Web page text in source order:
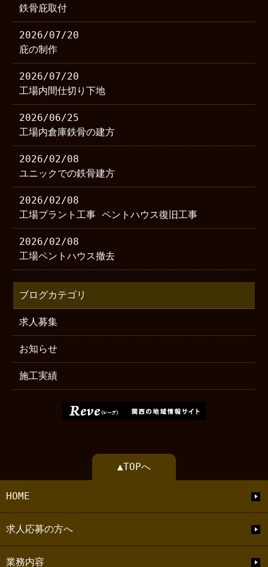
鉄骨庇取付
2026/07/20
庇の制作
2026/07/20
工場内間仕切り下地
2026/06/25
工場内倉庫鉄骨の建方
2026/02/08
ユニックでの鉄骨建方
2026/02/08
工場プラント工事 ペントハウス復旧工事
2026/02/08
工場ペントハウス撤去
ブログカテゴリ
求人募集
お知らせ
施工実績
▲TOPへ
HOME
求人応募の方へ
業務内容